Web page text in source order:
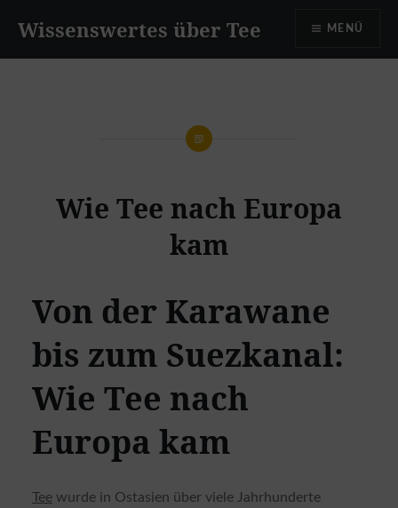
InhaltWissenswertes über Tee MENÜ
Wie Tee nach Europa
kam
Von der Karawane
bis zum Suezkanal:
Wie Tee nach
Europa kam
Teewurde in Ostasien über viele Jahrhunderte